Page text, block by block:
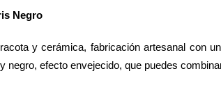
Negro
y cerámica, fabricación artesanal con
efecto envejecido, que puedes